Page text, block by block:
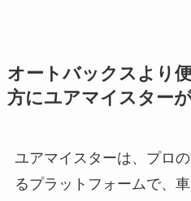
オートバックスより
方にユアマイスター
ユアマイスターは、プロ
るプラットフォームで、